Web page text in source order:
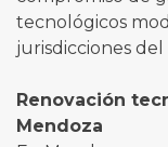
tecnológicos
jurisdicciones del
Renovación
Mendoza